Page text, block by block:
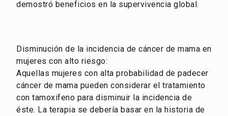
demostró beneficios en la supervivencia global.
Disminución de la incidencia de cáncer de mama en
mujeres con alto riesgo:
Aquellas mujeres con alta probabilidad de padecer
cáncer de mama pueden considerar el tratamiento
con tamoxifeno para disminuir la incidencia de
éste. La terapia se debería basar en la historia de